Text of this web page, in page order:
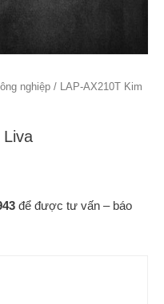
nghiệp / LAP-AX210T Kim
Liva
để được tư vấn – báo